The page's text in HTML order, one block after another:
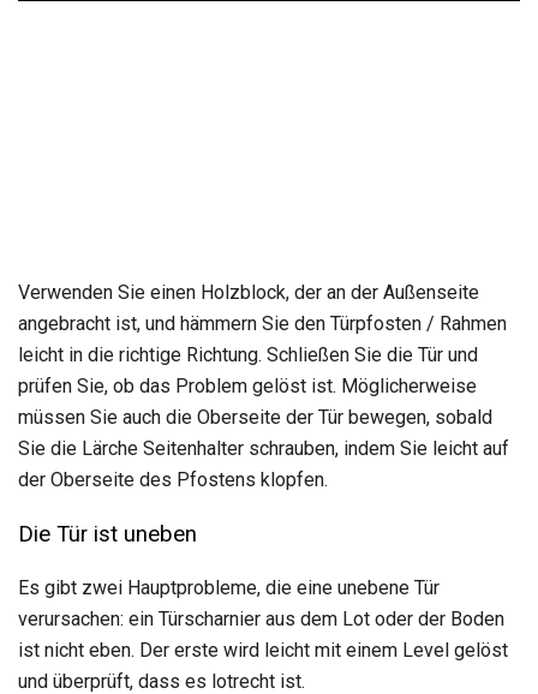
Verwenden Sie einen Holzblock, der an der Außenseite
angebracht ist, und hämmern Sie den Türpfosten / Rahmen
leicht in die richtige Richtung. Schließen Sie die Tür und
prüfen Sie, ob das Problem gelöst ist. Möglicherweise
müssen Sie auch die Oberseite der Tür bewegen, sobald
Sie die Lärche Seitenhalter schrauben, indem Sie leicht auf
der Oberseite des Pfostens klopfen.
Die Tür ist uneben
Es gibt zwei Hauptprobleme, die eine unebene Tür
verursachen: ein Türscharnier aus dem Lot oder der Boden
ist nicht eben. Der erste wird leicht mit einem Level gelöst
und überprüft, dass es lotrecht ist.